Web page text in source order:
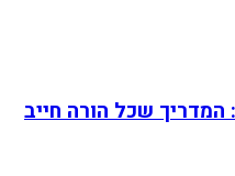
שכל הורה חייב